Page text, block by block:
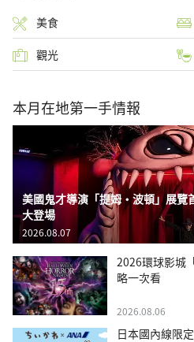
美食
觀光
本月在地第一手情報
美國鬼才導演「提姆・波頓」展覽
大登場
2026.08.07
2026環球影城
略一次看
2026.08.06
日本國內線限